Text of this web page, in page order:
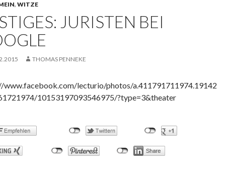
, WITZE
JURISTEN BEI
THOMAS PENNEKE
www.facebook.com/lecturio/photos/a.411791711974.19142
10153197093546975/?type=3&theater